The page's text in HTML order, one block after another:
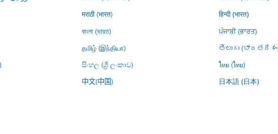
मराठी (भारत) हिन्दी (भारत)
বাংলা (ভারত)
ਪੰਜਾਬੀ (ਭਾਰਤ)
தமிழ் (இந்தியா)
తెలుగు
සිංහල (ශ්‍රී ලංකාව)
ไทย (ไทย)
中文(中国) 日本語 (日本)